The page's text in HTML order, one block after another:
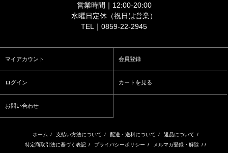
営業時間｜12:00-20:00
水曜日定休（祝日は営業）
TEL｜0859-22-2945
マイアカウント 会員登録
ログイン カートを見る
お問い合わせ
ホーム / 支払い方法について / 配送・送料について / 返品について /
特定商取引法に基づく表記 / プライバシーポリシー / メルマガ登録・解除 / /